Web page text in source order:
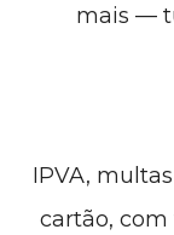
mais —
IPVA,
cartão,